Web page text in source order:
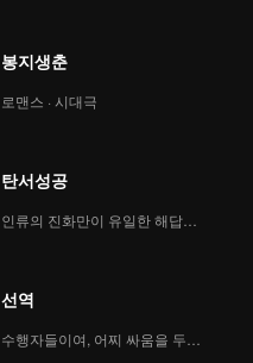
介质id上
传-841484159384
봉지생춘
로맨스 · 시대극
탄서성공
인류의 진화만이 유일한 해답이다
선역